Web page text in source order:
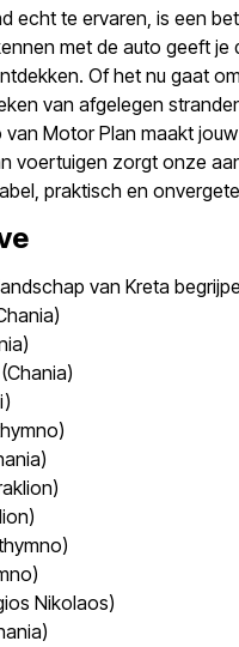
echt te ervaren, is een
met de auto geeft
Of het nu gaat
van afgelegen
van Motor Plan maakt
voertuigen zorgt onze
praktisch en
van Kreta
Nikolaos)